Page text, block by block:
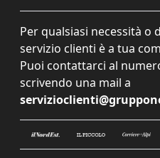
Per qualsiasi necessità o
servizio clienti è a tua
Puoi contattarci al
scrivendo una mail a